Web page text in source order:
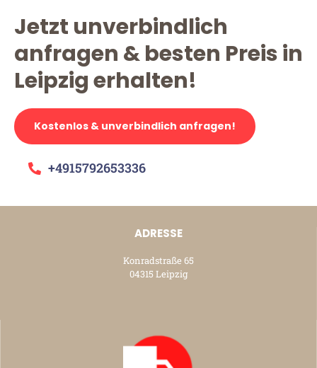
Jetzt unverbindlich
anfragen & besten Preis in
Leipzig erhalten!
Kostenlos & unverbindlich anfragen!
+4915792653336
ADRESSE
Konradstraße 65
04315 Leipzig